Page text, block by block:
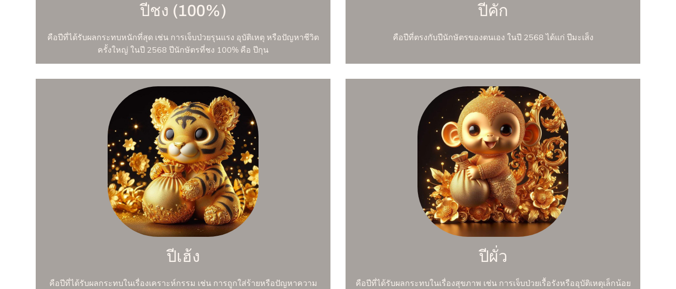
ปีชง (100%)
คือปีที่ได้รับผลกระทบหนักที่สุด เช่น การเจ็บป่วยรุนแรง อุบัติเหตุ หรือปัญหาชีวิต
ครั้งใหญ่ ในปี 2568 ปีนักษัตรที่ชง 100% คือ ปีกุน
ปีคัก
คือปีที่ตรงกับปีนักษัตรของตนเอง ในปี 2568 ได้แก่ ปีมะเส็ง
ปีเฮ้ง
คือปีที่ได้รับผลกระทบในเรื่องเคราะห์กรรม เช่น การถูกใส่ร้ายหรือปัญหาความ
ปีผั่ว
คือปีที่ได้รับผลกระทบในเรื่องสุขภาพ เช่น การเจ็บป่วยเรื้อรังหรืออุบัติเหตุเล็กน้อย